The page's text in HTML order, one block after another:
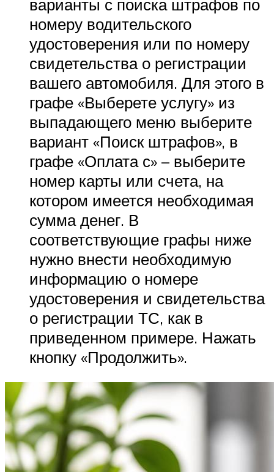
варианты с поиска штрафов по
номеру водительского
удостоверения или по номеру
свидетельства о регистрации
вашего автомобиля. Для этого в
графе «Выберете услугу» из
выпадающего меню выберите
вариант «Поиск штрафов», в
графе «Оплата с» – выберите
номер карты или счета, на
котором имеется необходимая
сумма денег. В
соответствующие графы ниже
нужно внести необходимую
информацию о номере
удостоверения и свидетельства
о регистрации ТС, как в
приведенном примере. Нажать
кнопку «Продолжить».